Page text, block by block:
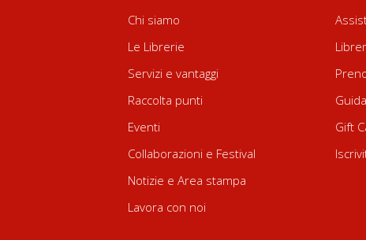
Chi siamo
Le Librerie
Servizi e vantaggi
Raccolta punti
Eventi
Collaborazioni e Festival
Notizie e Area stampa
Lavora con noi
Gift